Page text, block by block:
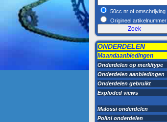
50cc nr of omschrijving
Origineel artikelnummer
ONDERDELEN
Maandaanbiedingen
Onderdelen op merk/type
Onderdelen aanbiedingen
Onderdelen gebruikt
Exploded views
Malossi onderdelen
Polini onderdelen